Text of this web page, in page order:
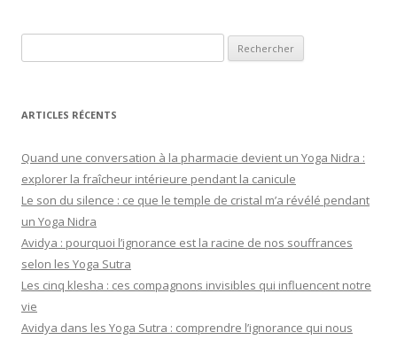
ARTICLES RÉCENTS
Quand une conversation à la pharmacie devient un Yoga Nidra :
explorer la fraîcheur intérieure pendant la canicule
Le son du silence : ce que le temple de cristal m’a révélé pendant
un Yoga Nidra
Avidya : pourquoi l’ignorance est la racine de nos souffrances
selon les Yoga Sutra
Les cinq klesha : ces compagnons invisibles qui influencent notre
vie
Avidya dans les Yoga Sutra : comprendre l’ignorance qui nous